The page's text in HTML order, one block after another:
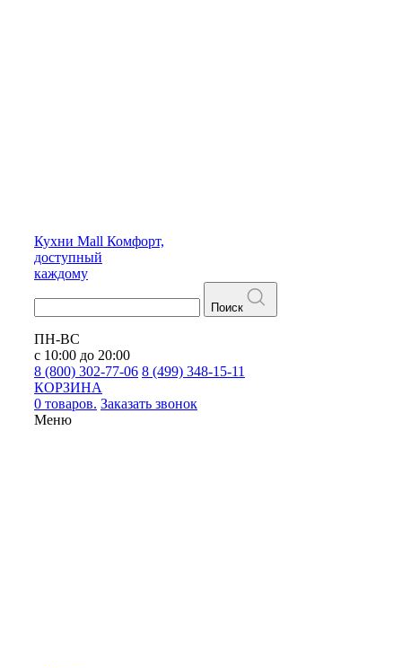
Кухни Mall Комфорт,
доступный
каждому
Поиск
ПН-ВС
с 10:00 до 20:00
8 (800) 302-77-06 8 (499) 348-15-11
КОРЗИНА
0 товаров. Заказать звонок
Меню